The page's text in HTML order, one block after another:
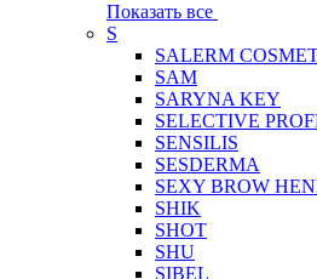
Показать все
S
SALERM
SAM
SARYNA KEY
SELECTIVE
SENSILIS
SESDERMA
SEXY BROW
SHIK
SHOT
SHU
SIBEL